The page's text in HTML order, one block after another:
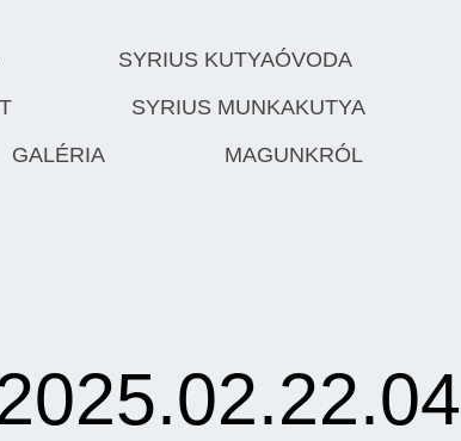
SYRIUS KUTYAÓVODA
SYRIUS MUNKAKUTYA
GALÉRIA MAGUNKRÓL